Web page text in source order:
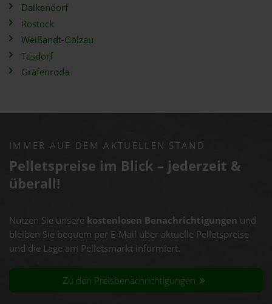
Dalkendorf
Rostock
Weißandt-Gölzau
Tasdorf
Gräfenroda
IMMER AUF DEM AKTUELLEN STAND
Pelletspreise im Blick – jederzeit &
überall!
Nutzen Sie unsere kostenlosen Benachrichtigungen und
bleiben Sie bequem per E-Mail über aktuelle Pelletspreise
und die Lage am Pelletsmarkt informiert.
Zu den Preisbenachrichtigungen